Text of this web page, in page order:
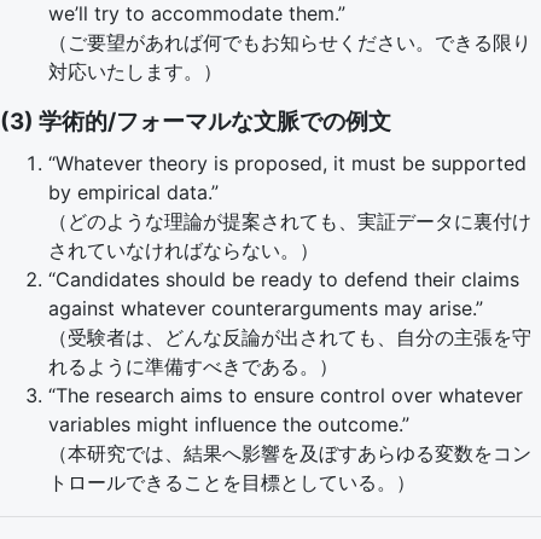
we’ll try to accommodate them.”
（ご要望があれば何でもお知らせください。できる限り
対応いたします。）
(3) 学術的/フォーマルな文脈での例文
“Whatever theory is proposed, it must be supported
by empirical data.”
（どのような理論が提案されても、実証データに裏付け
されていなければならない。）
“Candidates should be ready to defend their claims
against whatever counterarguments may arise.”
（受験者は、どんな反論が出されても、自分の主張を守
れるように準備すべきである。）
“The research aims to ensure control over whatever
variables might influence the outcome.”
（本研究では、結果へ影響を及ぼすあらゆる変数をコン
トロールできることを目標としている。）